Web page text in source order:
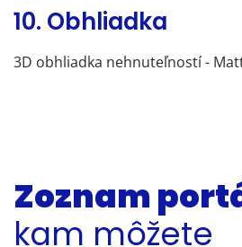
10. Obhliadka
3D obhliadka nehnuteľností -
Zoznam
kam môžete